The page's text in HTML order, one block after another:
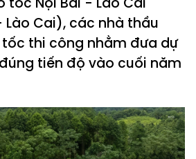
Lào Cai), các nhà thầu
thi công nhằm đưa dự
tiến độ vào cuối năm